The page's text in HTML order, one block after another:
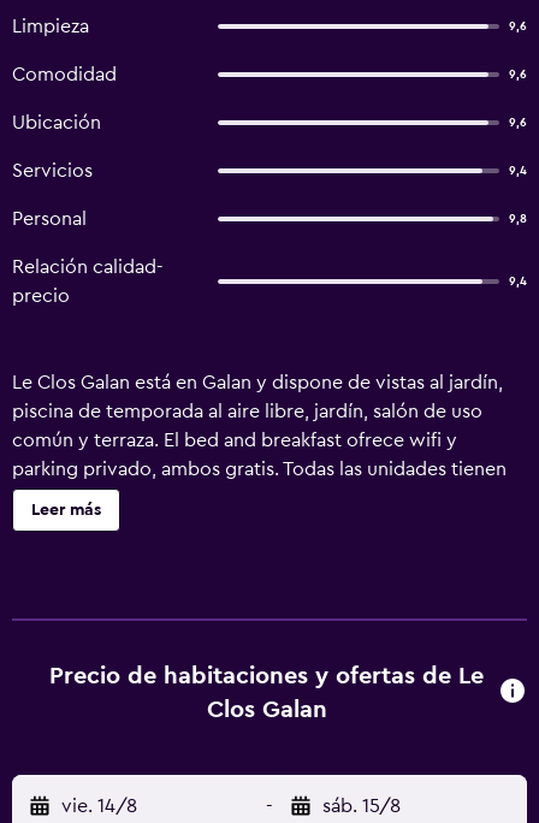
Limpieza 9,6
Comodidad 9,6
Ubicación 9,6
Servicios 9,4
Personal 9,8
Relación calidad-
precio
9,4
Le Clos Galan está en Galan y dispone de vistas al jardín,
piscina de temporada al aire libre, jardín, salón de uso
común y terraza. El bed and breakfast ofrece wifi y
parking privado, ambos gratis. Todas las unidades tienen
baño privado totalmente equipado con ducha y artículos
de aseo gratuitos. En Le Clos Galan se sirve un desayuno
aeropuerto (Aeropuerto de Tarbes-Lourdes-Pirineos) está
Leer más
Precio de habitaciones y ofertas de Le
Clos Galan
vie. 14/8 - sáb. 15/8